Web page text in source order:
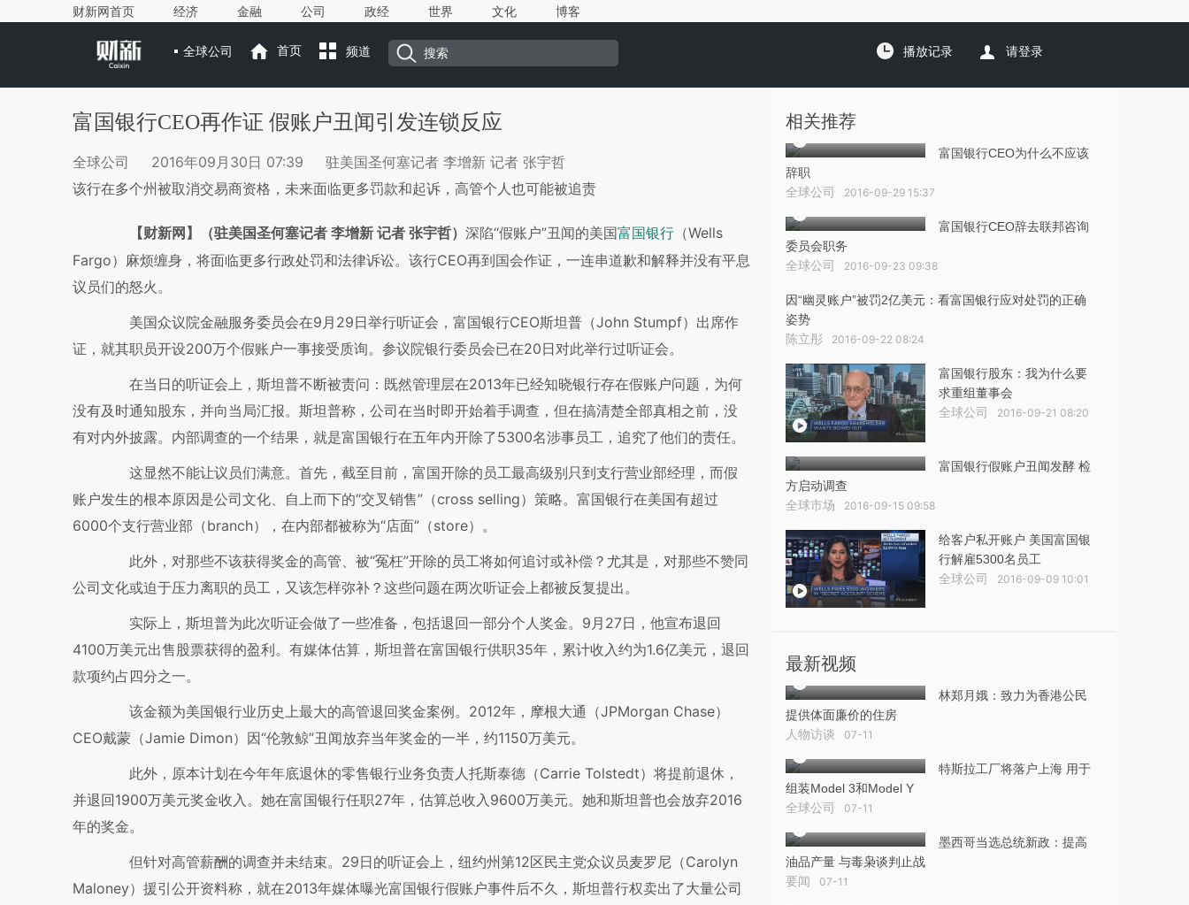
财新网首页 经济 金融 公司 政经 世界 文化 博客
全球公司 首页 频道 播放记录 请登录
富国银行CEO再作证 假账户丑闻引发连锁反应
全球公司 2016年09月30日 07:39
驻美国圣何塞记者 李增新 记者 张宇哲
该行在多个州被取消交易商资格，未来面临更多罚款和起诉，高管个人也可能被追责
【财新网】（驻美国圣何塞记者 李增新 记者 张宇哲） 深陷“假账户”丑闻的美国富国银行 （Wells
Fargo）麻烦缠身，将面临更多行政处罚和法律诉讼。该行CEO再到国会作证，一连串道歉和解释并没有平息
议员们的怒火。
美国众议院金融服务委员会在9月29日举行听证会，富国银行CEO斯坦普（John Stumpf）出席作
证，就其职员开设200万个假账户一事接受质询。参议院银行委员会已在20日对此举行过听证会。
在当日的听证会上，斯坦普不断被责问：既然管理层在2013年已经知晓银行存在假账户问题，为何
没有及时通知股东，并向当局汇报。斯坦普称，公司在当时即开始着手调查，但在搞清楚全部真相之前，没
有对内外披露。内部调查的一个结果，就是富国银行在五年内开除了5300名涉事员工，追究了他们的责任。
这显然不能让议员们满意。首先，截至目前，富国开除的员工最高级别只到支行营业部经理，而假
账户发生的根本原因是公司文化、自上而下的“交叉销售”（cross selling）策略。富国银行在美国有超过
6000个支行营业部（branch），在内部都被称为“店面”（store）。
此外，对那些不该获得奖金的高管、被“冤枉”开除的员工将如何追讨或补偿？尤其是，对那些不赞同
公司文化或迫于压力离职的员工，又该怎样弥补？这些问题在两次听证会上都被反复提出。
实际上，斯坦普为此次听证会做了一些准备，包括退回一部分个人奖金。9月27日，他宣布退回
4100万美元出售股票获得的盈利。有媒体估算，斯坦普在富国银行供职35年，累计收入约为1.6亿美元，退回
款项约占四分之一。
该金额为美国银行业历史上最大的高管退回奖金案例。2012年，摩根大通（JPMorgan Chase）
CEO戴蒙（Jamie Dimon）因“伦敦鲸”丑闻放弃当年奖金的一半，约1150万美元。
此外，原本计划在今年年底退休的零售银行业务负责人托斯泰德（Carrie Tolstedt）将提前退休，
并退回1900万美元奖金收入。她在富国银行任职27年，估算总收入9600万美元。她和斯坦普也会放弃2016
年的奖金。
但针对高管薪酬的调查并未结束。29日的听证会上，纽约州第12区民主党众议员麦罗尼（Carolyn
Maloney）援引公开资料称，就在2013年媒体曝光富国银行假账户事件后不久，斯坦普行权卖出了大量公司
相关推荐
富国银行CEO为什么不应该
辞职
全球公司 2016-09-29 15:37
富国银行CEO辞去联邦咨询
委员会职务
全球公司 2016-09-23 09:38
因“幽灵账户”被罚2亿美元：看富国银行应对处罚的正确
姿势
陈立彤 2016-09-22 08:24
富国银行股东：我为什么要
求重组董事会
全球公司 2016-09-21 08:20
富国银行假账户丑闻发酵 检
方启动调查
全球市场 2016-09-15 09:58
给客户私开账户 美国富国银
行解雇5300名员工
全球公司 2016-09-09 10:01
最新视频
林郑月娥：致力为香港公民
提供体面廉价的住房
人物访谈 07-11
特斯拉工厂将落户上海 用于
组装Model 3和Model Y
全球公司 07-11
墨西哥当选总统新政：提高
油品产量 与毒枭谈判止战
要闻 07-11